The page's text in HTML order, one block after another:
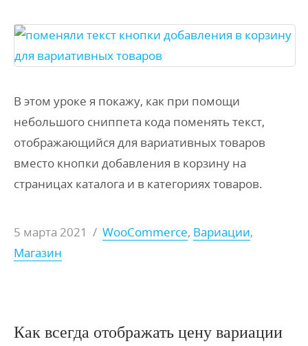
В этом уроке я покажу, как при помощи
небольшого сниппета кода поменять текст,
отображающийся для вариативных товаров
вместо кнопки добавления в корзину на
страницах каталога и в категориях товаров.
5 марта 2021 / WooCommerce, Вариации,
Магазин
Как всегда отображать цену вариации